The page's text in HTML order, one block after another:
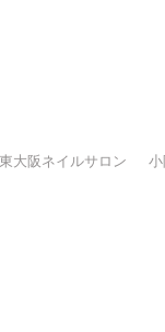
東大阪ネイルサロン